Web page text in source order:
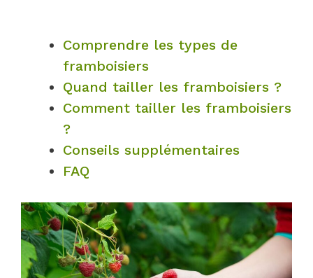
Comprendre les types de
framboisiers
Quand tailler les framboisiers ?
Comment tailler les framboisiers
?
Conseils supplémentaires
FAQ